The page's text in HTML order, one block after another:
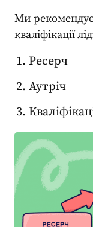
Ми
кваліфікації
Ресерч
Аутріч